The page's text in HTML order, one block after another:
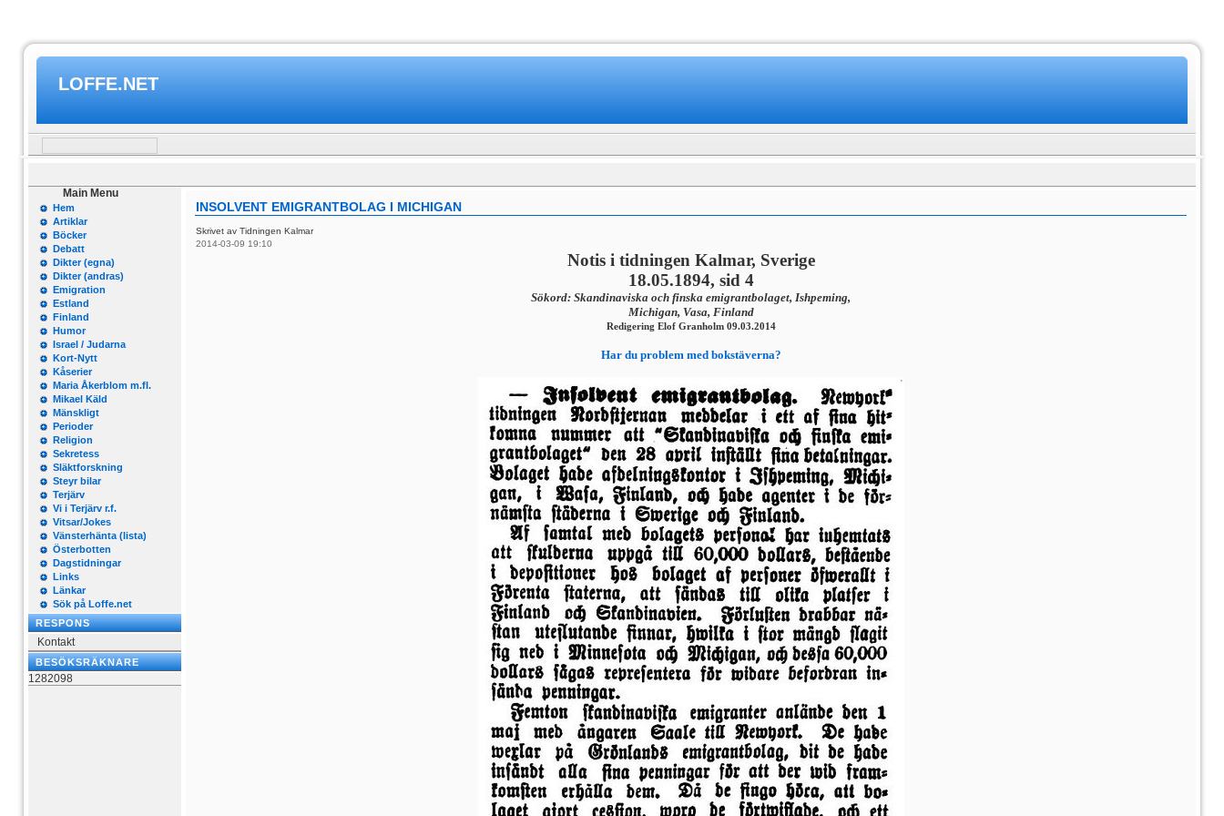
LOFFE.NET
Main Menu
Hem
Artiklar
Böcker
Debatt
Dikter (egna)
Dikter (andras)
Emigration
Estland
Finland
Humor
Israel / Judarna
Kort-Nytt
Kåserier
Maria Åkerblom m.fl.
Mikael Käld
Mänskligt
Perioder
Religion
Sekretess
Släktforskning
Steyr bilar
Terjärv
Vi i Terjärv r.f.
Vitsar/Jokes
Vänsterhänta (lista)
Österbotten
Dagstidningar
Links
Länkar
Sök på Loffe.net
RESPONS
Kontakt
BESÖKSRÄKNARE
1282098
INSOLVENT EMIGRANTBOLAG I MICHIGAN
Skrivet av Tidningen Kalmar
2014-03-09 19:10
Notis i tidningen Kalmar, Sverige
18.05.1894, sid 4
Sökord: Skandinaviska och finska emigrantbolaget, Ishpeming,
Michigan, Vasa, Finland
Redigering Elof Granholm 09.03.2014
Har du problem med bokstäverna?